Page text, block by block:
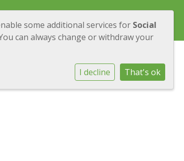
EL AMAL CONTACT
some additional services for Social
can always change or withdraw your
I decline That's ok